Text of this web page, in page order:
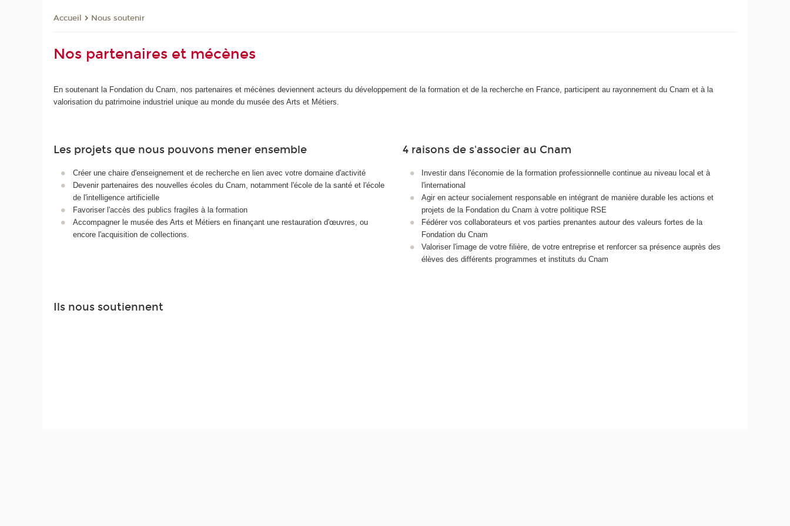
Accueil Nous soutenir
Nos partenaires et mécènes
En soutenant la Fondation du Cnam, nos partenaires et mécènes deviennent acteurs du développement de la formation et de la recherche en France, participent au rayonnement du Cnam et à la
valorisation du patrimoine industriel unique au monde du musée des Arts et Métiers.
Les projets que nous pouvons mener ensemble
Créer une chaire d'enseignement et de recherche en lien avec votre domaine d'activité
Devenir partenaires des nouvelles écoles du Cnam, notamment l'école de la santé et l'école
de l'intelligence artificielle
Favoriser l'accès des publics fragiles à la formation
Accompagner le musée des Arts et Métiers en finançant une restauration d'œuvres, ou
encore l'acquisition de collections.
4 raisons de s'associer au Cnam
Investir dans l'économie de la formation professionnelle continue au niveau local et à
l'international
Agir en acteur socialement responsable en intégrant de manière durable les actions et
projets de la Fondation du Cnam à votre politique RSE
Fédérer vos collaborateurs et vos parties prenantes autour des valeurs fortes de la
Fondation du Cnam
Valoriser l'image de votre filière, de votre entreprise et renforcer sa présence auprès des
élèves des différents programmes et instituts du Cnam
Ils nous soutiennent